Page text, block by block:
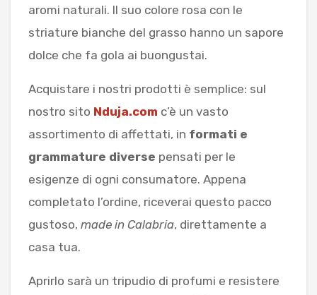
aromi naturali. Il suo colore rosa con le
striature bianche del grasso hanno un sapore
dolce che fa gola ai buongustai.
Acquistare i nostri prodotti è semplice: sul
nostro sito Nduja.com c’è un vasto
assortimento di affettati, in formati e
grammature diverse pensati per le
esigenze di ogni consumatore. Appena
completato l’ordine, riceverai questo pacco
gustoso, made in Calabria, direttamente a
casa tua.
Aprirlo sarà un tripudio di profumi e resistere